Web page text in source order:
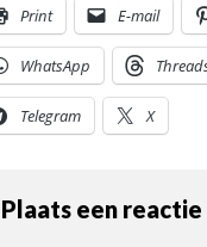
Print E-mail
WhatsApp
Telegram X
Plaats een reactie